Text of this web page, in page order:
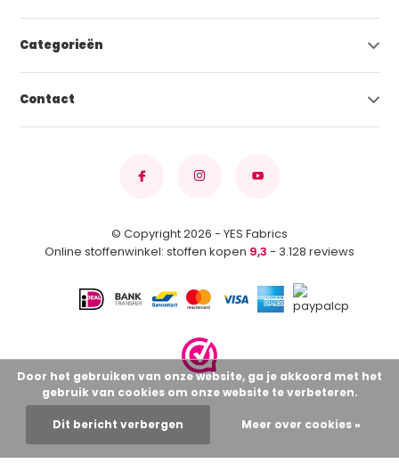
Categorieën
Contact
© Copyright 2026 - YES Fabrics
Online stoffenwinkel: stoffen kopen 9,3 - 3.128 reviews
Door het gebruiken van onze website, ga je akkoord met het
gebruik van cookies om onze website te verbeteren.
Dit bericht verbergen Meer over cookies »